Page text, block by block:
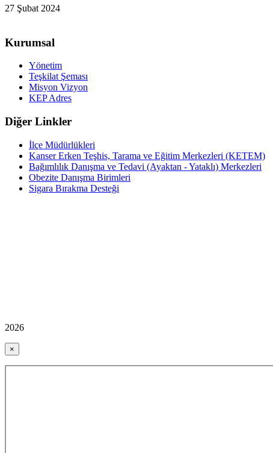
27 Şubat 2024
Kurumsal
Yönetim
Teşkilat Şeması
Misyon Vizyon
KEP Adres
Diğer Linkler
İlçe Müdürlükleri
Kanser Erken Teşhis, Tarama ve Eğitim Merkezleri (KETEM)
Bağımlılık Danışma ve Tedavi (Ayaktan - Yataklı) Merkezleri
Obezite Danışma Birimleri
Sigara Bırakma Desteği
2026
×